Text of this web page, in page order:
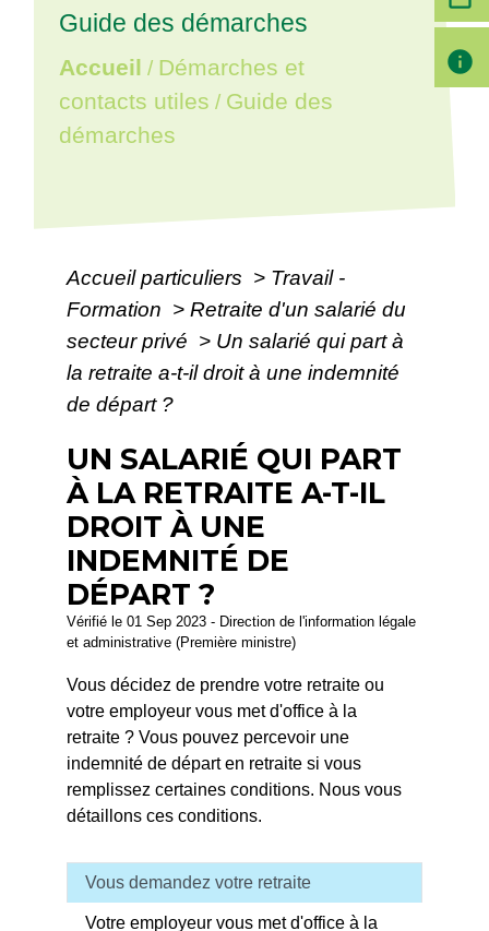
Guide des démarches
Accueil / Démarches et
contacts utiles / Guide des
démarches
Accueil particuliers > Travail -
Formation > Retraite d'un salarié du
secteur privé > Un salarié qui part à
la retraite a-t-il droit à une indemnité
de départ ?
UN SALARIÉ QUI PART
À LA RETRAITE A-T-IL
DROIT À UNE
INDEMNITÉ DE
DÉPART ?
Vérifié le 01 Sep 2023 - Direction de l'information légale
et administrative (Première ministre)
Vous décidez de prendre votre retraite ou
votre employeur vous met d'office à la
retraite ? Vous pouvez percevoir une
indemnité de départ en retraite si vous
remplissez certaines conditions. Nous vous
détaillons ces conditions.
Vous demandez votre retraite
Votre employeur vous met d'office à la
info